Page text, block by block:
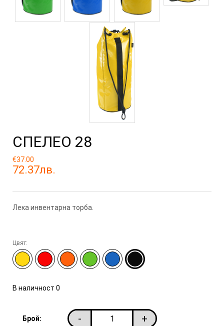
СПЕЛЕО 28
€37.00
72.37лв.
Лека инвентарна торба.
Цвят:
В наличност 0
Брой: - +